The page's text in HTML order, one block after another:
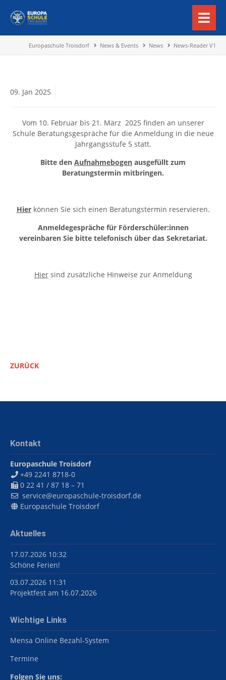
Europaschule Troisdorf News & Events News News-Reader V1
09. Jan 2025
Vom 10. Februar bis 21. März 2025 finden an unserer
Schule Beratungsgespräche für die Anmeldung in die neue
Jahrgangsstufe 5 statt.
Bitte den Aufnahmebogen ausgefüllt zum
Beratungstermin mitbringen.
Hier können Sie sich einen Beratungstermin reservieren.
Anmeldegespräche für Förderschüler:innen
vereinbaren Sie bitte telefonisch über das Sekretariat.
Hiersind zusätzliche Hinweise zur Anmeldung
ZURÜCK
Kontakt
Europaschule Troisdorf
+49 2241 8718-0
0 22 41 / 87 18 – 71
service@europaschule-troisdorf.de
Europaschule Troisdorf
Aktuelles
17.07.2026 10:32
Schöne Ferien!
03.07.2026 11:31
Projektfest am 16.07.2026
Wichtige Links
Mensa Online Bezahl-System
Termine
Folgen Sie uns: